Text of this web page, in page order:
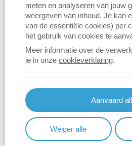
052 36 92 80
vergunningen@berlare.be
Publieksuren
Time
vrijdag:
Link naar alle publieksuren van de
Aanvraag premie
infiltratievoorzieningen
meten en analyseren van jouw
weergeven van inhoud. Je kan
van de essentiële cookies) per
het gebruik van cookies te
Meer informatie over de
je in onze cookieverklaring.
Aanvaard
Weiger alle